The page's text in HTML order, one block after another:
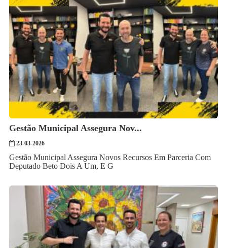
Gestão Municipal Assegura Nov...
23-03-2026
Gestão Municipal Assegura Novos Recursos Em Parceria Com
Deputado Beto Dois A Um, E G